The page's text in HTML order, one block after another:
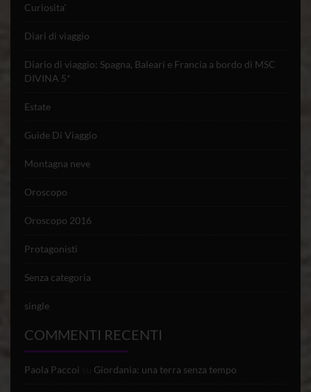
Curiosita'
Diari di viaggio
Diario di viaggio: Spagna, Baleari e Francia a bordo di MSC
DIVINA 5*
Estate
Guide Di Viaggio
Montagna neve
Oroscopo
Oroscopo 2016
Protagonisti
Senza categoria
single
COMMENTI RECENTI
Paola Paccoi Giordania: una terra senza tempo